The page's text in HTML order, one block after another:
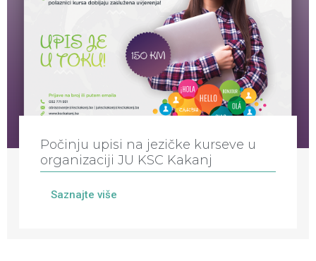
Počinju upisi na jezičke kurseve u
organizaciji JU KSC Kakanj
Saznajte više